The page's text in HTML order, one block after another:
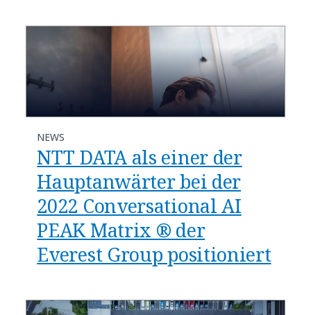
NEWS
NTT DATA als einer der
Hauptanwärter bei der
2022 Conversational AI
PEAK Matrix ® der
Everest Group positioniert